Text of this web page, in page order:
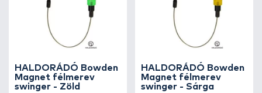
HALDORÁDÓ Bowden
Magnet félmerev
swinger - Zöld
HALDORÁDÓ Bowden
Magnet félmerev
swinger - Sárga